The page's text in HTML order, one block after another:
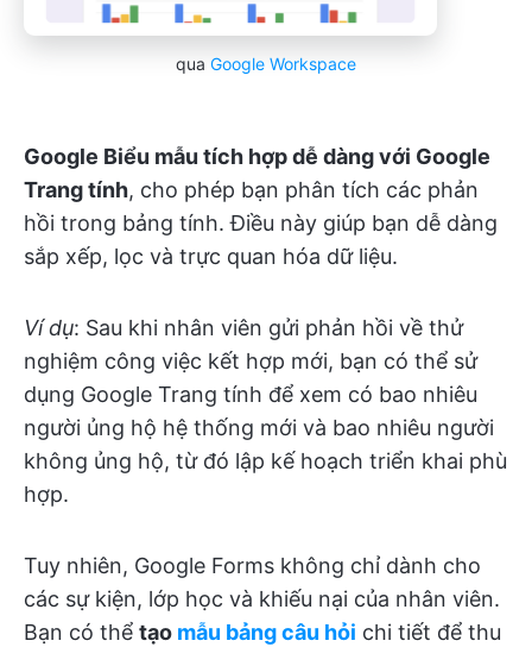
qua Google Workspace
Google Biểu mẫu tích hợp dễ dàng với Google
Trang tính, cho phép bạn phân tích các phản
hồi trong bảng tính. Điều này giúp bạn dễ dàng
sắp xếp, lọc và trực quan hóa dữ liệu.
Ví dụ: Sau khi nhân viên gửi phản hồi về thử
nghiệm công việc kết hợp mới, bạn có thể sử
dụng Google Trang tính để xem có bao nhiêu
người ủng hộ hệ thống mới và bao nhiêu người
không ủng hộ, từ đó lập kế hoạch triển khai phù
hợp.
Tuy nhiên, Google Forms không chỉ dành cho
các sự kiện, lớp học và khiếu nại của nhân viên.
Bạn có thể tạo mẫu bảng câu hỏi chi tiết để thu